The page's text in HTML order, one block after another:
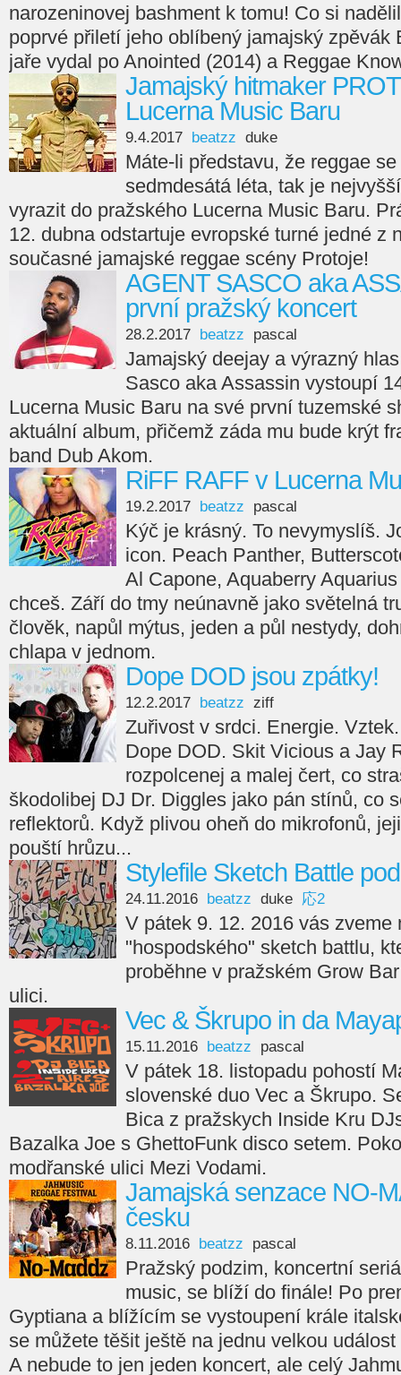
narozeninovej bashment k tomu! Co si
poprvé přiletí jeho oblíbený jamajský zpěvák
jaře vydal po Anointed (2014) a Reggae
Jamajský hitmaker
Lucerna Music Baru
9.4.2017 beatzz duke
Máte-li představu, že reggae
sedmdesátá léta, tak je
vyrazit do pražského Lucerna Music Baru.
12. dubna odstartuje evropské turné jedné z
současné jamajské reggae scény Protoje!
AGENT SASCO aka
první pražský koncert
28.2.2017 beatzz pascal
Jamajský deejay a výrazný
Sasco aka Assassin vystoupí
Lucerna Music Baru na své první tuzemské
aktuální album, přičemž záda mu bude krýt
band Dub Akom.
RiFF RAFF v Lucerna
19.2.2017 beatzz pascal
Kýč je krásný. To nevymyslíš.
icon. Peach Panther,
Al Capone, Aquaberry
chceš. Září do tmy neúnavně jako světelná
člověk, napůl mýtus, jeden a půl nestydy,
chlapa v jednom.
Dope DOD jsou zpátky!
12.2.2017 beatzz ziff
Zuřivost v srdci. Energie.
Dope DOD. Skit Vicious a Jay
rozpolcenej a malej čert, co
škodolibej DJ Dr. Diggles jako pán stínů, co
reflektorů. Když plivou oheň do mikrofonů,
pouští hrůzu...
Stylefile Sketch Battle
24.11.2016 beatzz duke 応2
V pátek 9. 12. 2016 vás zveme
"hospodského" sketch battlu,
proběhne v pražském Grow
ulici.
Vec & Škrupo in da
15.11.2016 beatzz pascal
V pátek 18. listopadu pohostí
slovenské duo Vec a Škrupo.
Bica z pražskych Inside Kru
Bazalka Joe s GhettoFunk disco setem.
modřanské ulici Mezi Vodami.
Jamajská senzace NO-
česku
8.11.2016 beatzz pascal
Pražský podzim, koncertní
music, se blíží do finále! Po
Gyptiana a blížícím se vystoupení krále
se můžete těšit ještě na jednu velkou
A nebude to jen jeden koncert, ale celý